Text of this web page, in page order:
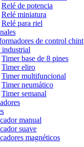
Relé de potencia
Relé miniatura
Relé para riel
de control chint
industrial
Timer base de 8 pines
Timer eliro
Timer multifuncional
Timer neumático
Timer semanal
manual
suave
magnéticos